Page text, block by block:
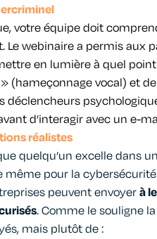
votre équipe doit
. Lewebinairea permis aux
en lumière à quel
(hameçonnage vocal) et
déclencheurs
d’interagir avec un e-
réalistes
quelqu’un excelle dans
même pour la
peuvent envoyerà
.Comme le souligne
mais plutôt de :